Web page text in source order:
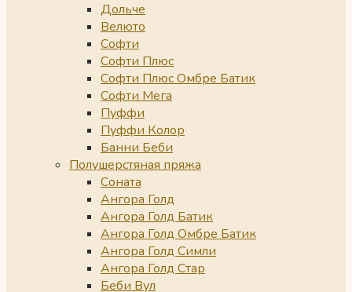
Дольче
Велюто
Софти
Софти Плюс
Софти Плюс Омбре Батик
Софти Мега
Пуффи
Пуффи Колор
Банни Беби
Полушерстяная пряжа
Соната
Ангора Голд
Ангора Голд Батик
Ангора Голд Омбре Батик
Ангора Голд Симли
Ангора Голд Стар
Беби Вул